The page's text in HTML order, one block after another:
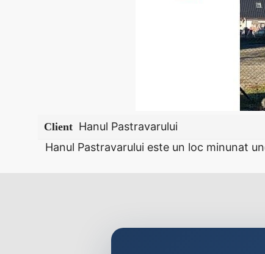
Client Hanul Pastravarului
Hanul Pastravarului este un loc minunat